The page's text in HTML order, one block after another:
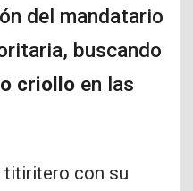
del mandatario
buscando
criollo en las
titiritero con su